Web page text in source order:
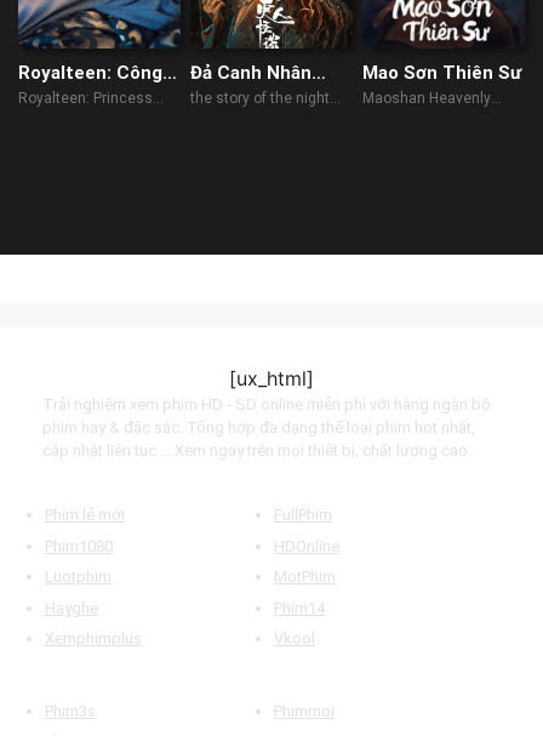
Royalteen: Công
chúa Margrethe
Royalteen: Princess
Đả Canh Nhân
Quái Đàm
the story of the night
Mao Sơn Thiên Sư
Maoshan Heavenly